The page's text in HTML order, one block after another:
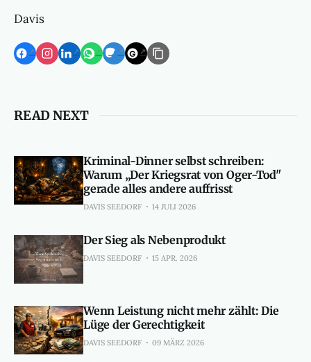
Davis
READ NEXT
Kriminal-Dinner selbst schreiben:
Warum „Der Kriegsrat von Oger-Tod"
gerade alles andere auffrisst
DAVIS SEEDORF 14 JULI 2026
Der Sieg als Nebenprodukt
DAVIS SEEDORF 15 APR. 2026
Wenn Leistung nicht mehr zählt: Die
Lüge der Gerechtigkeit
DAVIS SEEDORF 09 MÄRZ 2026